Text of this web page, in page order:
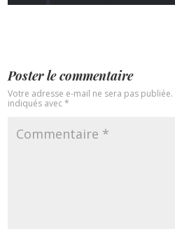
Poster le commentaire
Votre adresse e-mail ne sera pas publiée.
indiqués avec*